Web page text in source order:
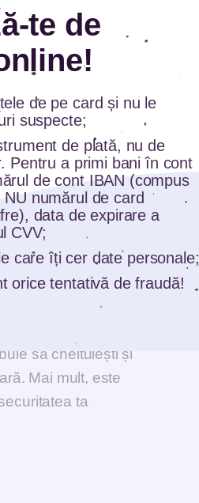
pe care le-ai
și a genera
ta. Atunci când
importante decât
atunci când ești
medical. La
În principiu,
sau
planificarea
și oportunitate,
să cheltuiești și
Mai mult, este
ta
te de
de pe card și nu le
suspecte;
de plată, nu de
Pentru a primi bani în cont
de cont IBAN (compus
numărul de card
data de expirare a
CVV;
care îți cer date personale;
orice tentativă de fraudă!